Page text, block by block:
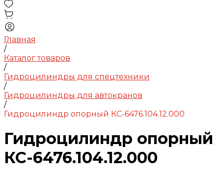
Главная
/
Каталог товаров
/
Гидроцилиндры для спецтехники
/
Гидроцилиндры для автокранов
/
Гидроцилиндр опорный КС-6476.104.12.000
Гидроцилиндр опорный
КС-6476.104.12.000